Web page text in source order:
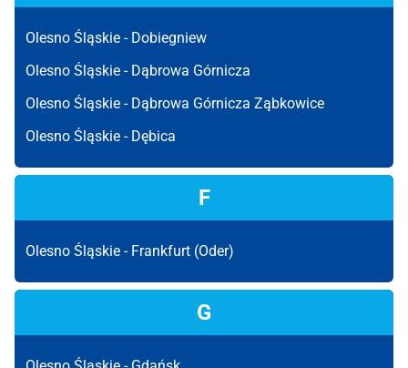
Olesno Śląskie - Dobiegniew
Olesno Śląskie - Dąbrowa Górnicza
Olesno Śląskie - Dąbrowa Górnicza Ząbkowice
Olesno Śląskie - Dębica
F
Olesno Śląskie - Frankfurt (Oder)
G